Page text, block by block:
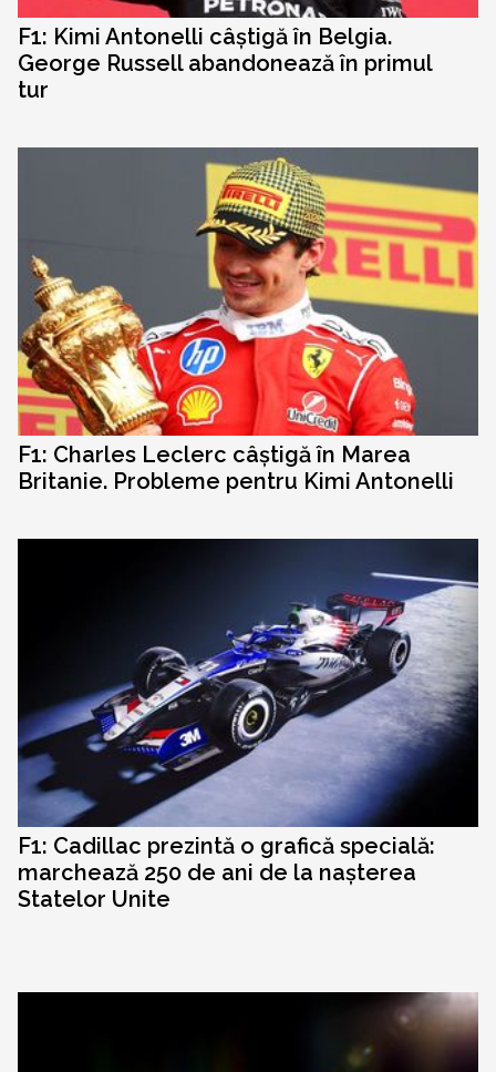
F1: Kimi Antonelli câștigă în Belgia.
George Russell abandonează în primul
tur
F1: Charles Leclerc câștigă în Marea
Britanie. Probleme pentru Kimi Antonelli
F1: Cadillac prezintă o grafică specială:
marchează 250 de ani de la nașterea
Statelor Unite